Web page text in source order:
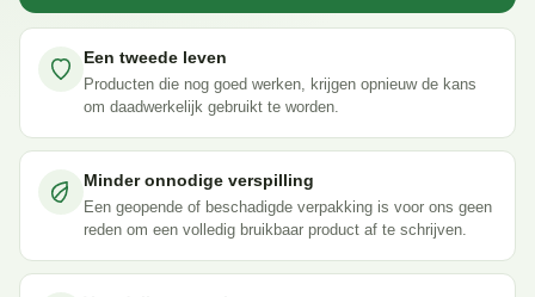
Een tweede leven
Producten die nog goed werken, krijgen opnieuw de kans
om daadwerkelijk gebruikt te worden.
Minder onnodige verspilling
Een geopende of beschadigde verpakking is voor ons geen
reden om een volledig bruikbaar product af te schrijven.